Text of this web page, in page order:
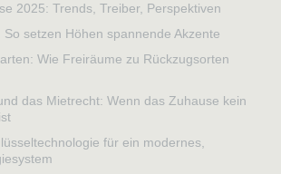
2025: Trends, Treiber, Perspektiven
setzen Höhen spannende Akzente
Wie Freiräume zu Rückzugsorten
das Mietrecht: Wenn das Zuhause kein
für ein modernes,